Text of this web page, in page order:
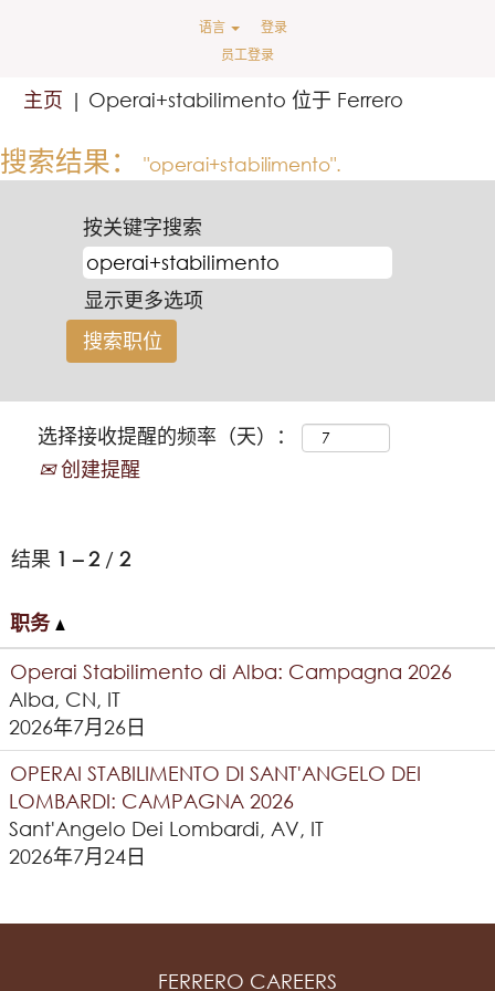
语言
登录
员工登录
主页 | Operai+stabilimento 位于 Ferrero
面）
搜索结果： "operai+stabilimento".
按关键字搜索
显示更多选项
选择接收提醒的频率（天）：
创建提醒
结果 1 – 2 / 2
职务
Operai Stabilimento di Alba: Campagna 2026
Alba, CN, IT
2026年7月26日
OPERAI STABILIMENTO DI SANT'ANGELO DEI
LOMBARDI: CAMPAGNA 2026
Sant'Angelo Dei Lombardi, AV, IT
2026年7月24日
FERRERO CAREERS